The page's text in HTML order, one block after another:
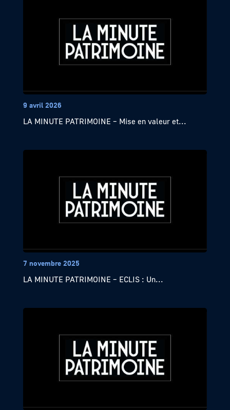
9 avril 2026
LA MINUTE PATRIMOINE – Mise en valeur et...
7 novembre 2025
LA MINUTE PATRIMOINE – ECLIS : Un...